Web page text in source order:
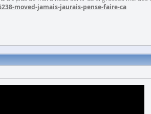
moved-jamais-jaurais-pense-faire-ca